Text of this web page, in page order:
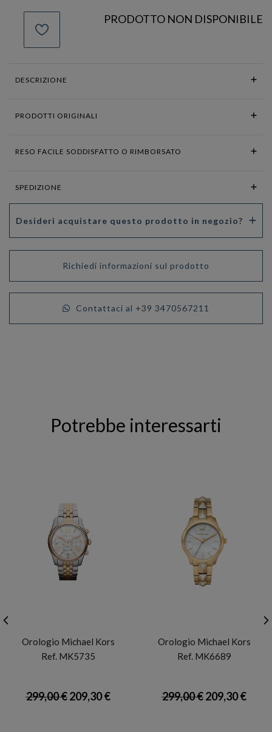
PRODOTTO NON DISPONIBILE
DESCRIZIONE
PRODOTTI ORIGINALI
RESO FACILE SODDISFATTO O RIMBORSATO
SPEDIZIONE
Desideri acquistare questo prodotto in negozio?
Richiedi informazioni sul prodotto
Contattaci al +39 3470567211
Potrebbe interessarti
Orologio Michael Kors
Ref. MK5735
299,00 €209,30 €
Orologio Michael Kors
Ref. MK6689
299,00 €209,30 €